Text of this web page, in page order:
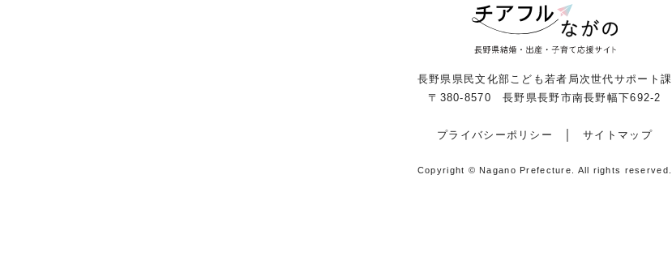
長野県県民文化部こども若者局次世代サポート課
〒380-8570 長野県長野市南長野幅下692-2
プライバシーポリシー サイトマップ
Copyright © Nagano Prefecture. All rights reserved.